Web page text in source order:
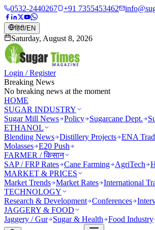
0532-2440267 +91 7355453462
हिंदी/EN
Saturday, August 8, 2026
Login / Register
Breaking News
No breaking news at the moment
HOME
SUGAR INDUSTRY
Sugar Mill News Policy Sugarcane Dept.
ETHANOL
Blending News Distillery Projects ENA
Molasses E20 Push
FARMER / किसान
SAP / FRP Rates Cane Farming AgriTech
MARKET & PRICES
Market Trends Market Rates International
TECHNOLOGY
Research & Development Conferences
JAGGERY & FOOD
Jaggery / Gur
Sugar & Health Food Industry